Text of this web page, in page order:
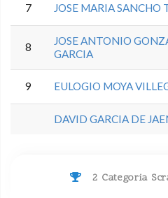
7 JOSE MARIA SANCHO
8
JOSE ANTONIO
GARCIA
9 EULOGIO MOYA
DAVID GARCIA DE
2 Categoria